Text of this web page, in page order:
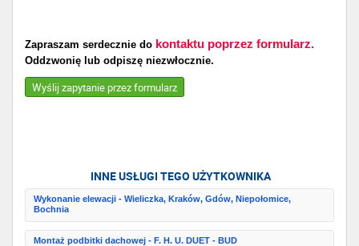
Zapraszam serdecznie do kontaktu poprzez formularz.
Oddzwonię lub odpiszę niezwłocznie.
Wyślij zapytanie przez formularz
INNE USŁUGI TEGO UŻYTKOWNIKA
Wykonanie elewacji - Wieliczka, Kraków, Gdów, Niepołomice,
Bochnia
Montaż podbitki dachowej - F. H. U. DUET - BUD